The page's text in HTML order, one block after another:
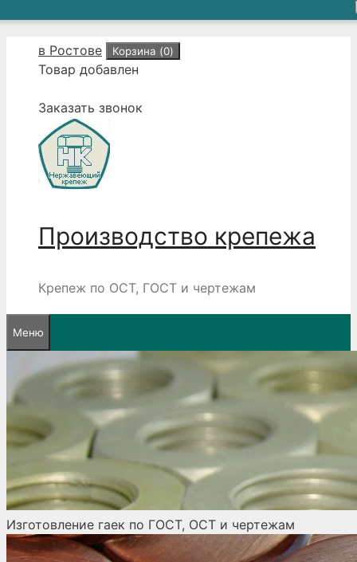
Перейтив Ростове Корзина (0)
Товар добавлен
Заказать звонок
Производство крепежа
Крепеж по ОСТ, ГОСТ и чертежам
Меню
Изготовление гаек по ГОСТ, ОСТ и чертежам